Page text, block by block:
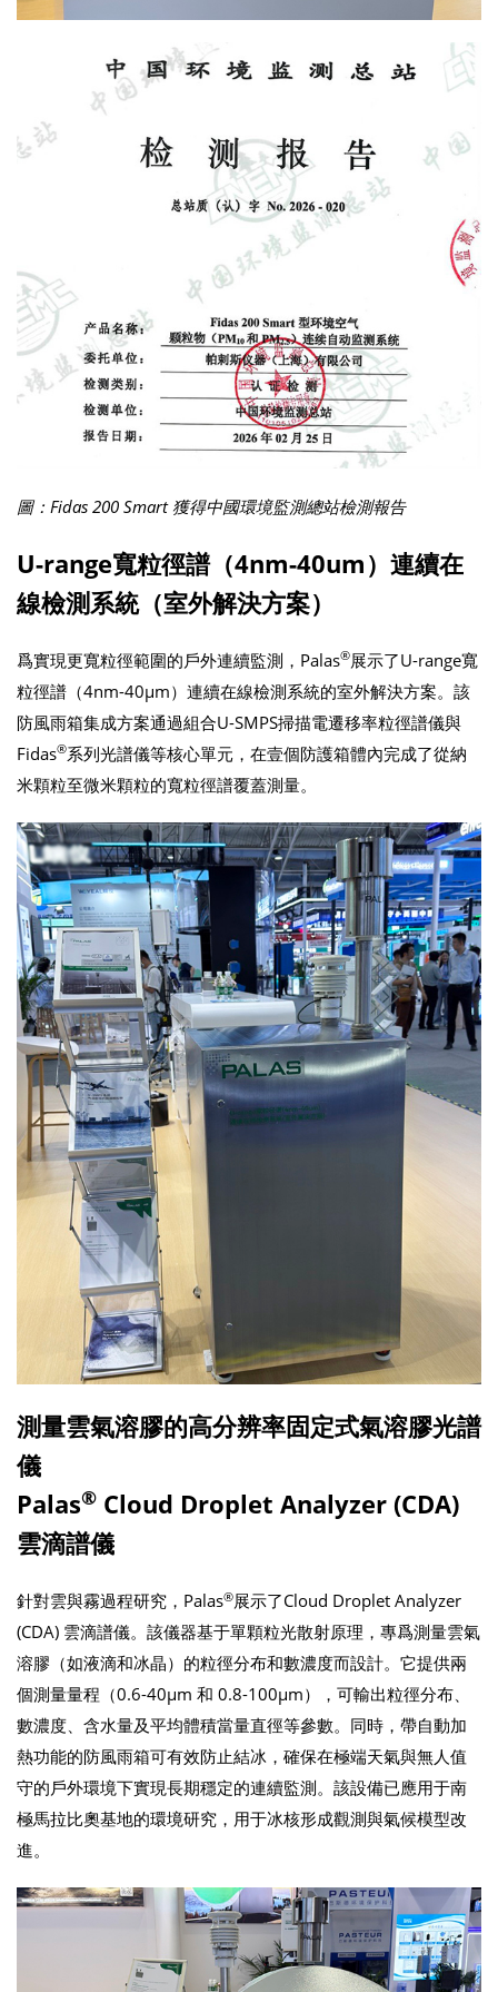
圖：Fidas 200 Smart 獲得中國環境監測總站檢測報告
U-range寬粒徑譜（4nm-40um）連續在
線檢測系統（室外解決方案）
爲實現更寬粒徑範圍的戶外連續監測，Palas®展示了U-range寬
粒徑譜（4nm-40μm）連續在線檢測系統的室外解決方案。該
防風雨箱集成方案通過組合U-SMPS掃描電遷移率粒徑譜儀與
Fidas®系列光譜儀等核心單元，在壹個防護箱體內完成了從納
米顆粒至微米顆粒的寬粒徑譜覆蓋測量。
測量雲氣溶膠的高分辨率固定式氣溶膠光譜
儀
Palas® Cloud Droplet Analyzer (CDA)
雲滴譜儀
針對雲與霧過程研究，Palas®展示了Cloud Droplet Analyzer
(CDA) 雲滴譜儀。該儀器基于單顆粒光散射原理，專爲測量雲氣
溶膠（如液滴和冰晶）的粒徑分布和數濃度而設計。它提供兩
個測量量程（0.6-40μm 和 0.8-100μm），可輸出粒徑分布、
數濃度、含水量及平均體積當量直徑等參數。同時，帶自動加
熱功能的防風雨箱可有效防止結冰，確保在極端天氣與無人值
守的戶外環境下實現長期穩定的連續監測。該設備已應用于南
極馬拉比奧基地的環境研究，用于冰核形成觀測與氣候模型改
進。